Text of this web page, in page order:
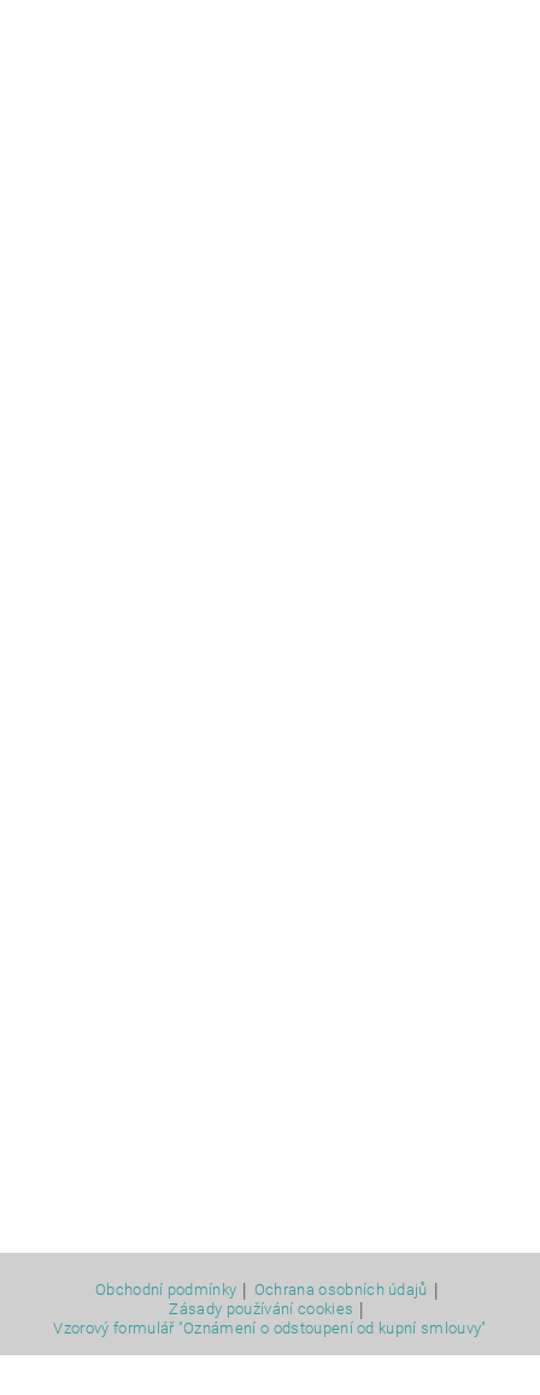
Obchodní podmínky Ochrana osobních údajů
Zásady používání cookies
Vzorový formulář "Oznámení o odstoupení od kupní smlouvy"